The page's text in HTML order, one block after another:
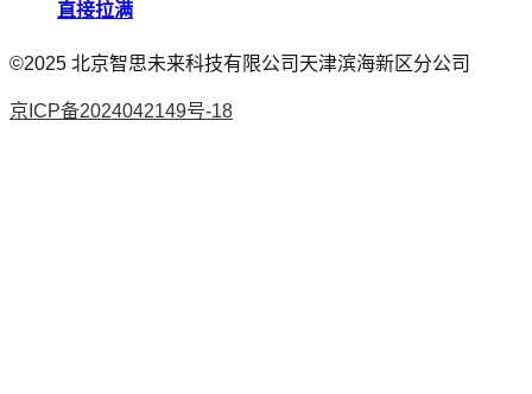
直接拉满
©2025 北京智思未来科技有限公司天津滨海新区分公司
京ICP备2024042149号-18